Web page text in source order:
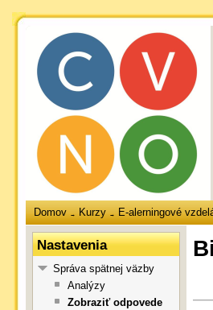
Domov → Kurzy → E-alerningové
Nastavenia
Správa spätnej väzby
Analýzy
Zobraziť odpovede